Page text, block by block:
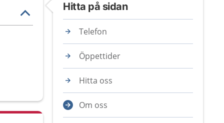
Hitta på sidan
Telefon
Öppettider
Hitta oss
Om oss